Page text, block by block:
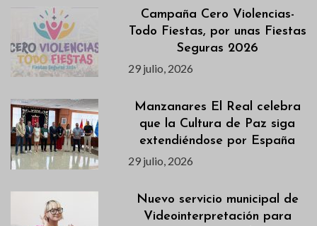
Campaña Cero Violencias-
Todo Fiestas, por unas Fiestas
Seguras 2026
29 julio, 2026
Manzanares El Real celebra
que la Cultura de Paz siga
extendiéndose por España
29 julio, 2026
Nuevo servicio municipal de
Videointerpretación para